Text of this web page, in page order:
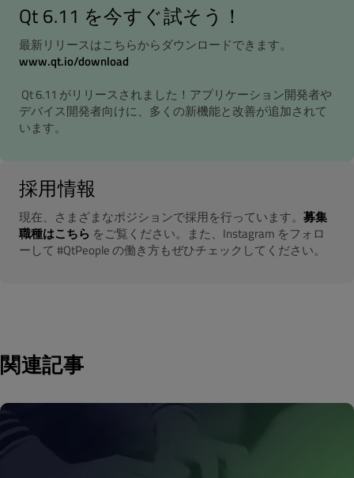
Qt 6.11 を今すぐ試そう！
最新リリースはこちらからダウンロードできます。
www.qt.io/download
Qt 6.11 がリリースされました！アプリケーション開発者や
デバイス開発者向けに、多くの新機能と改善が追加されて
います。
採用情報
現在、さまざまなポジションで採用を行っています。 募集
職種はこちら をご覧ください。また、Instagram をフォロ
ーして #QtPeople の働き方もぜひチェックしてください。
関連記事